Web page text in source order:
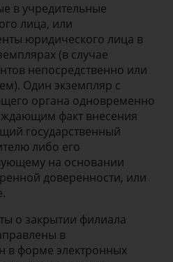
в учредительные
лица, или
юридического лица в
(в случае
непосредственно или
Один экземпляр с
органа одновременно
факт внесения
государственный
либо его
на основании
доверенности, или
о закрытии филиала
в
в форме электронных